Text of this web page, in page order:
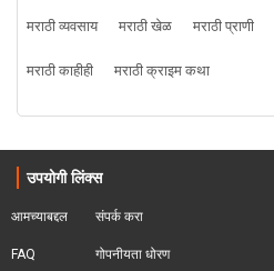
मराठी व्यवसाय
मराठी खेळ मराठी प्राणी
मराठी काहीही
मराठी क्राइम कथा
उपयोगी लिंक्स
आमच्याबद्दल
FAQ
संपर्क करा
गोपनीयता धोरण